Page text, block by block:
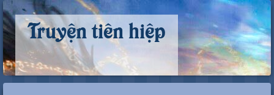
Truyện tiên hiệp